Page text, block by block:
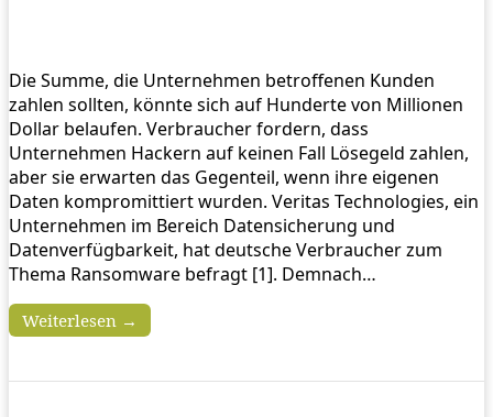
Die Summe, die Unternehmen betroffenen Kunden
zahlen sollten, könnte sich auf Hunderte von Millionen
Dollar belaufen. Verbraucher fordern, dass
Unternehmen Hackern auf keinen Fall Lösegeld zahlen,
aber sie erwarten das Gegenteil, wenn ihre eigenen
Daten kompromittiert wurden. Veritas Technologies, ein
Unternehmen im Bereich Datensicherung und
Datenverfügbarkeit, hat deutsche Verbraucher zum
Thema Ransomware befragt [1]. Demnach…
Weiterlesen →